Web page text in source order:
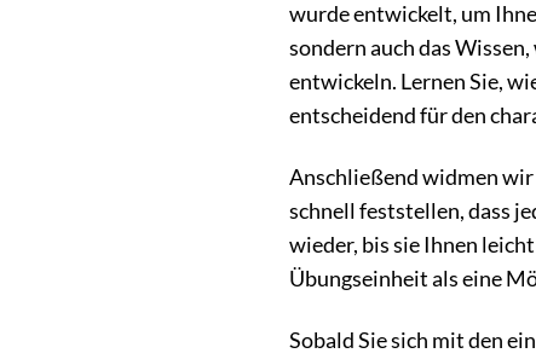
wurde entwickelt, um
sondern auch das
entwickeln. Lernen Sie,
entscheidend für den
Anschließend widmen wir
schnell feststellen, dass
wieder, bis sie Ihnen
Übungseinheit als eine
Sobald Sie sich mit den